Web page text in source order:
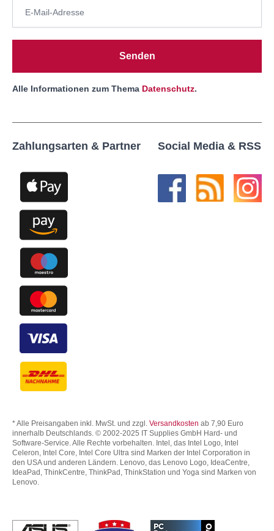
Senden
Alle Informationen zum Thema Datenschutz.
Zahlungsarten & Partner Social Media & RSS
* Alle Preisangaben inkl. MwSt. und zzgl. Versandkosten ab 7,90 Euro
innerhalb Deutschlands. © 2002-2025 IT Supplies GmbH Hard- und
Software-Service. Alle Rechte vorbehalten. Intel, das Intel Logo, Intel
Celeron, Intel Core, Intel Core Ultra sind Marken der Intel Corporation in
den USA und anderen Ländern. Lenovo, das Lenovo Logo, IdeaCentre,
IdeaPad, ThinkCentre, ThinkPad, ThinkStation und Yoga sind Marken von
Lenovo.